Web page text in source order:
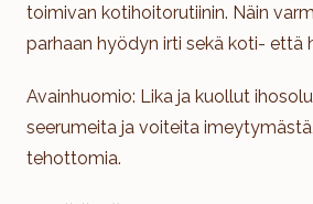
toimivan kotihoitorutiinin. Näin
parhaan hyödyn irti sekä koti- että
Avainhuomio: Lika ja kuollut
seerumeita ja voiteita
tehottomia.